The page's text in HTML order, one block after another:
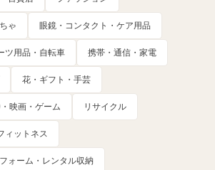
ゃ 眼鏡・コンタクト・ケア用品
ツ用品・自転車 携帯・通信・家電
花・ギフト・手芸
映画・ゲーム リサイクル
ィットネス
ォーム・レンタル収納